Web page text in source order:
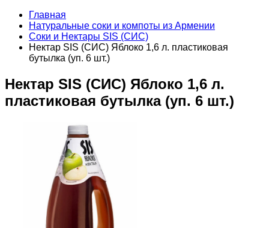
Главная
Натуральные соки и компоты из Армении
Соки и Нектары SIS (СИС)
Нектар SIS (СИС) Яблоко 1,6 л. пластиковая
бутылка (уп. 6 шт.)
Нектар SIS (СИС) Яблоко 1,6 л.
пластиковая бутылка (уп. 6 шт.)